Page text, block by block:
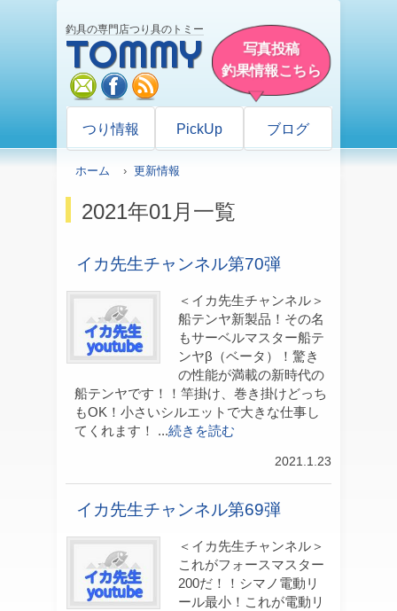
釣具の専門店つり具のトミー
TOMMY
mail facebook
写真投稿
釣果情報こちら
つり情報 PickUp ブログ
ホーム › 更新情報
2021年01月一覧
イカ先生チャンネル第70弾
＜イカ先生チャンネル＞
船テンヤ新製品！その名
もサーベルマスター船テ
ンヤβ（ベータ）！驚き
の性能が満載の新時代の
船テンヤです！！竿掛け、巻き掛けどっち
もOK！小さいシルエットで大きな仕事し
てくれます！ ...続きを読む
2021.1.23
イカ先生チャンネル第69弾
＜イカ先生チャンネル＞
これがフォースマスター
200だ！！シマノ電動リ
ール最小！これが電動リ